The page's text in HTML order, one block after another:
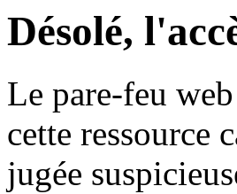
Désolé,
Le pare-feu
cette ressource
jugée